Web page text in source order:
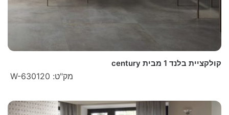
קולקציית בלנד 1 מבית century
מק"ט: W-630120